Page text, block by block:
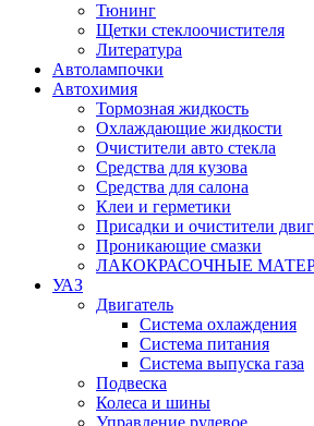
Тюнинг
Щетки стеклоочистителя
Литература
Автолампочки
Автохимия
Тормозная жидкость
Охлаждающие жидкости
Очистители авто стекла
Средства для кузова
Средства для салона
Клеи и герметики
Присадки и очистители
Проникающие смазки
ЛАКОКРАСОЧНЫЕ
УАЗ
Двигатель
Система охлаждения
Система питания
Система выпуска газа
Подвеска
Колеса и шины
Управление рулевое